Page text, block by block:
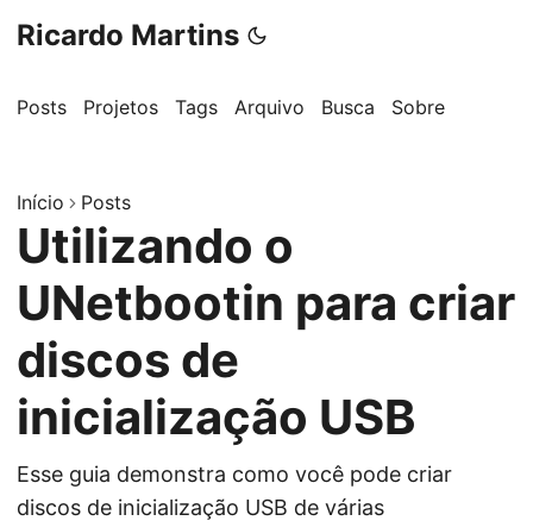
Ricardo Martins
Posts Projetos Tags Arquivo Busca Sobre
Início Posts
Utilizando o
UNetbootin para criar
discos de
inicialização USB
Esse guia demonstra como você pode criar
discos de inicialização USB de várias